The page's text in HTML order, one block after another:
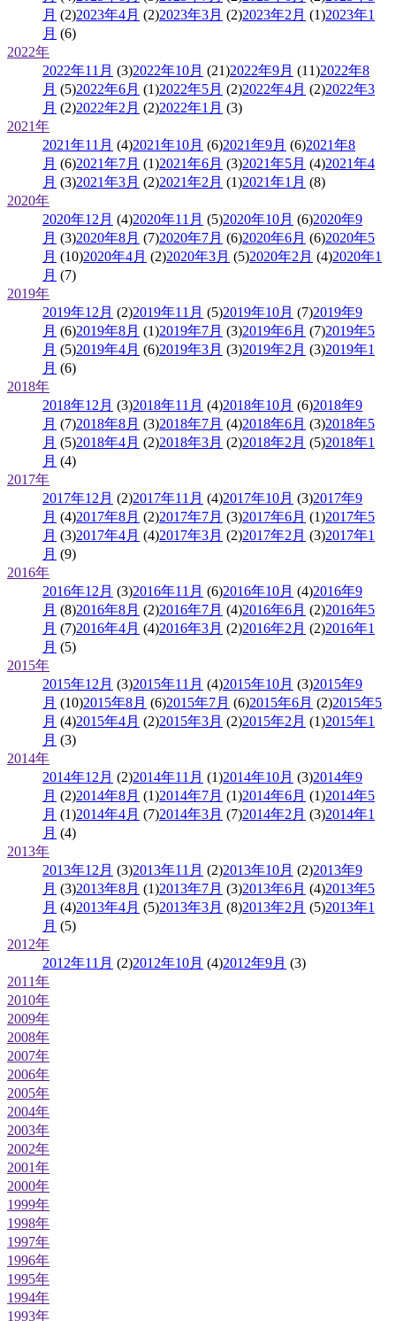
月 (2)2023年4月 (2)2023年3月 (2)2023年2月 (1)2023年1
月 (6)
2022年
2022年11月 (3)2022年10月 (21)2022年9月 (11)2022年8
月 (5)2022年6月 (1)2022年5月 (2)2022年4月 (2)2022年3
月 (2)2022年2月 (2)2022年1月 (3)
2021年
2021年11月 (4)2021年10月 (6)2021年9月 (6)2021年8
月 (6)2021年7月 (1)2021年6月 (3)2021年5月 (4)2021年4
月 (3)2021年3月 (2)2021年2月 (1)2021年1月 (8)
2020年
2020年12月 (4)2020年11月 (5)2020年10月 (6)2020年9
月 (3)2020年8月 (7)2020年7月 (6)2020年6月 (6)2020年5
月 (10)2020年4月 (2)2020年3月 (5)2020年2月 (4)2020年1
月 (7)
2019年
2019年12月 (2)2019年11月 (5)2019年10月 (7)2019年9
月 (6)2019年8月 (1)2019年7月 (3)2019年6月 (7)2019年5
月 (5)2019年4月 (6)2019年3月 (3)2019年2月 (3)2019年1
月 (6)
2018年
2018年12月 (3)2018年11月 (4)2018年10月 (6)2018年9
月 (7)2018年8月 (3)2018年7月 (4)2018年6月 (3)2018年5
月 (5)2018年4月 (2)2018年3月 (2)2018年2月 (5)2018年1
月 (4)
2017年
2017年12月 (2)2017年11月 (4)2017年10月 (3)2017年9
月 (4)2017年8月 (2)2017年7月 (3)2017年6月 (1)2017年5
月 (3)2017年4月 (4)2017年3月 (2)2017年2月 (3)2017年1
月 (9)
2016年
2016年12月 (3)2016年11月 (6)2016年10月 (4)2016年9
月 (8)2016年8月 (2)2016年7月 (4)2016年6月 (2)2016年5
月 (7)2016年4月 (4)2016年3月 (2)2016年2月 (2)2016年1
月 (5)
2015年
2015年12月 (3)2015年11月 (4)2015年10月 (3)2015年9
月 (10)2015年8月 (6)2015年7月 (6)2015年6月 (2)2015年5
月 (4)2015年4月 (2)2015年3月 (2)2015年2月 (1)2015年1
月 (3)
2014年
2014年12月 (2)2014年11月 (1)2014年10月 (3)2014年9
月 (2)2014年8月 (1)2014年7月 (1)2014年6月 (1)2014年5
月 (1)2014年4月 (7)2014年3月 (7)2014年2月 (3)2014年1
月 (4)
2013年
2013年12月 (3)2013年11月 (2)2013年10月 (2)2013年9
月 (3)2013年8月 (1)2013年7月 (3)2013年6月 (4)2013年5
月 (4)2013年4月 (5)2013年3月 (8)2013年2月 (5)2013年1
月 (5)
2012年
2012年11月 (2)2012年10月 (4)2012年9月 (3)
2011年
2010年
2009年
2008年
2007年
2006年
2005年
2004年
2003年
2002年
2001年
2000年
1999年
1998年
1997年
1996年
1995年
1994年
1993年